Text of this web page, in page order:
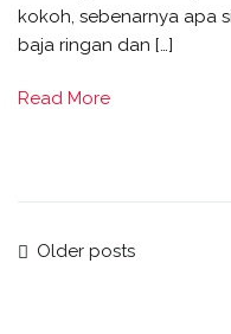
kokoh, sebenarnya apa
baja ringan dan […]
Read More
Older posts